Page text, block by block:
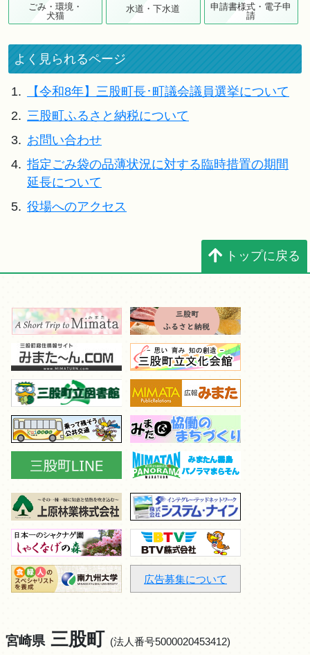
ごみ・環境・
犬猫
水道・下水道
申請書様式・電子申
請
よく見られるページ
1.
【令和8年】三股町長･町議会議員選挙について
2. 三股町ふるさと納税について
3. お問い合わせ
4. 指定ごみ袋の品薄状況に対する臨時措置の期間
延長について
5. 役場へのアクセス
トップに戻る
広告募集について
宮崎県 三股町 (法人番号5000020453412)